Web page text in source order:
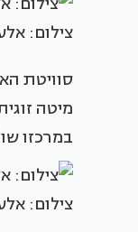
צילום:
סוויטת
מיטה
במרכזו
צילום: